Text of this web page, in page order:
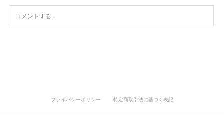
プライバシーポリシー 特定商取引法に基づく表記